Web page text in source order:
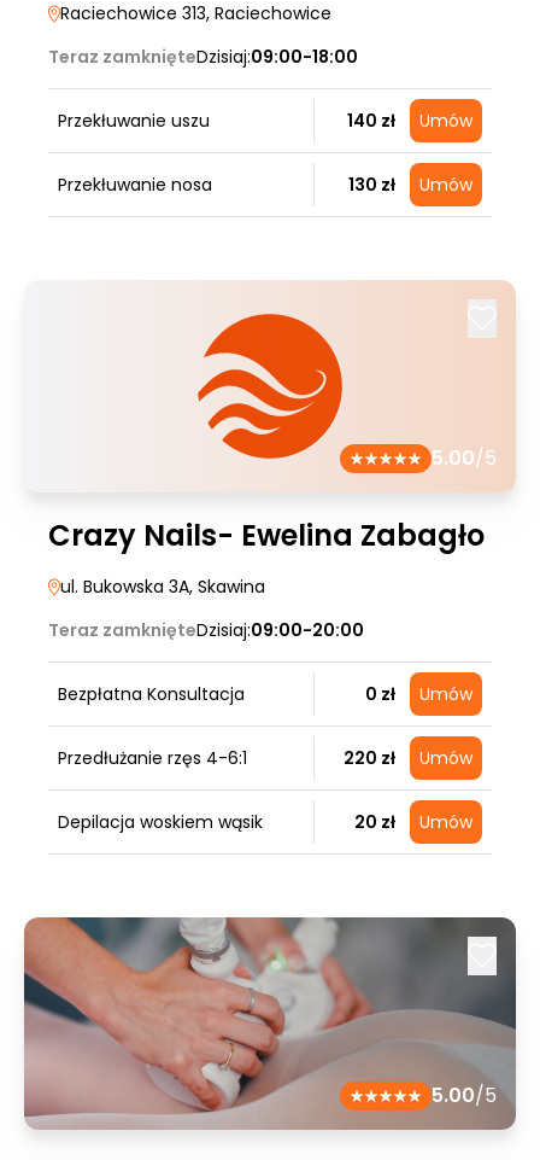
Raciechowice 313, Raciechowice
Teraz zamknięteDzisiaj:09:00-18:00
Przekłuwanie uszu 140 zł Umów
Przekłuwanie nosa 130 zł Umów
5.00/5
Crazy Nails- Ewelina Zabagło
ul. Bukowska 3A, Skawina
Teraz zamknięteDzisiaj:09:00-20:00
Bezpłatna Konsultacja 0 zł Umów
Przedłużanie rzęs 4-6:1 220 zł Umów
Depilacja woskiem wąsik 20 zł Umów
5.00/5